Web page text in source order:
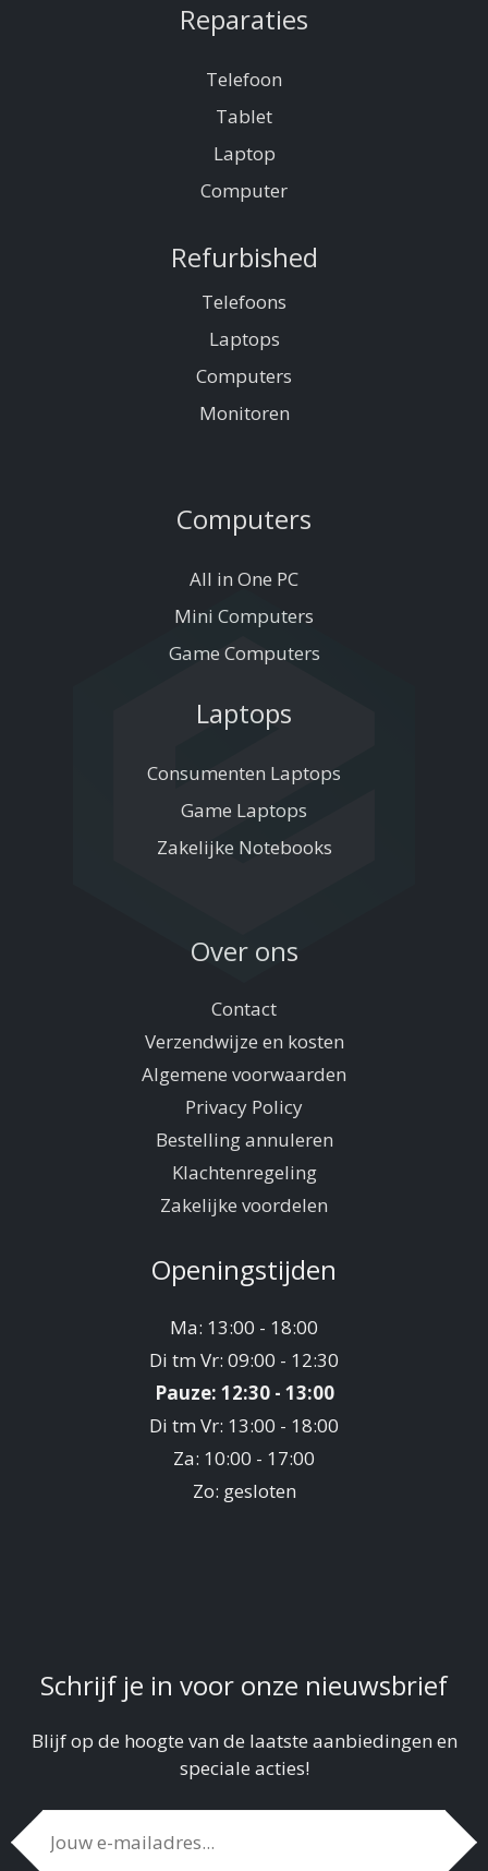
Reparaties
Telefoon
Tablet
Laptop
Computer
Refurbished
Telefoons
Laptops
Computers
Monitoren
Computers
All in One PC
Mini Computers
Game Computers
Laptops
Consumenten Laptops
Game Laptops
Zakelijke Notebooks
Over ons
Contact
Verzendwijze en kosten
Algemene voorwaarden
Privacy Policy
Bestelling annuleren
Klachtenregeling
Zakelijke voordelen
Openingstijden
Ma: 13:00 - 18:00
Di tm Vr: 09:00 - 12:30
Pauze: 12:30 - 13:00
Di tm Vr: 13:00 - 18:00
Za: 10:00 - 17:00
Zo: gesloten
Schrijf je in voor onze nieuwsbrief
Blijf op de hoogte van de laatste aanbiedingen en
speciale acties!